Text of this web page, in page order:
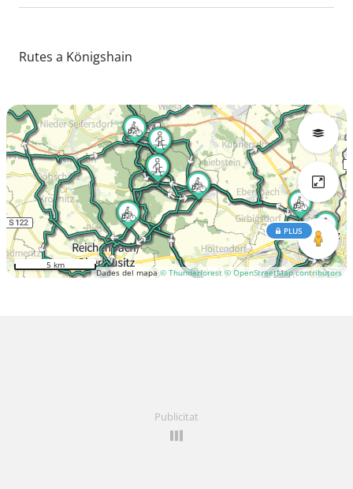
Rutes a Königshain
Dades del mapa © Thunderforest © OpenStreetMap contributors
PLUS
5 km
Publicitat